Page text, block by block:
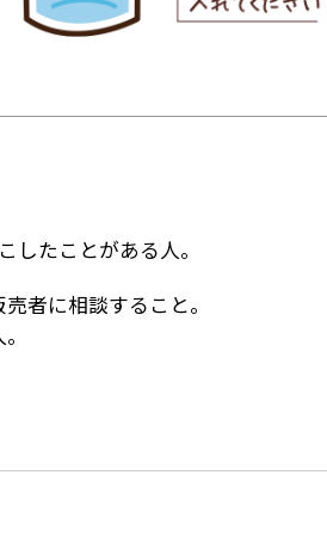
したことがある人。
者に相談すること。